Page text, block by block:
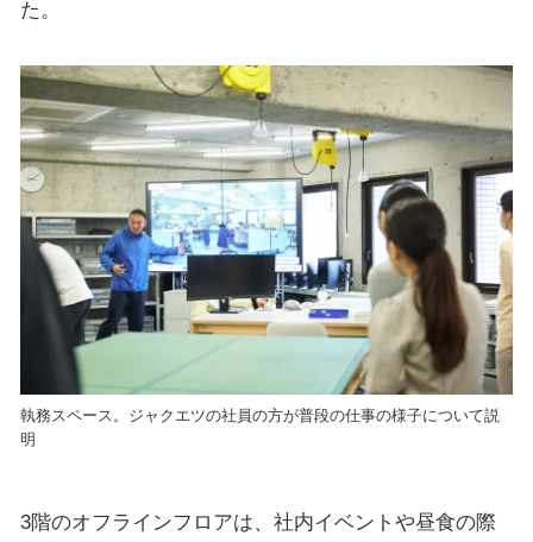
た。
執務スペース。ジャクエツの社員の方が普段の仕事の様子について説
明
3階のオフラインフロアは、社内イベントや昼食の際